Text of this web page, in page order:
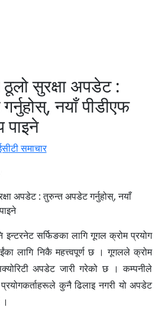
सुरक्षा अपडेट :
नयाँ पीडीएफ
पाइने
समाचार
इन्टरनेट सर्फिङका लागि गूगल क्रोम प्रयोग
लागि निकै महत्त्वपूर्ण छ । गूगलले क्रोम
अपडेट जारी गरेको छ । कम्पनीले
कुनै ढिलाइ नगरी यो अपडेट